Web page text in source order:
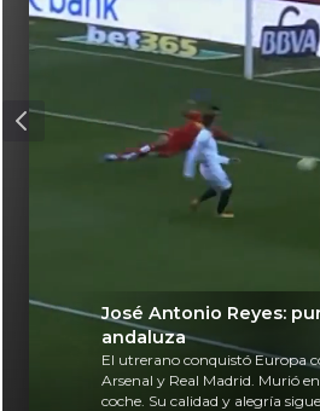
José Antonio Reyes:
andaluza
El utrerano conquistó Europa
Arsenal y Real Madrid. Murió
coche. Su calidad y alegría